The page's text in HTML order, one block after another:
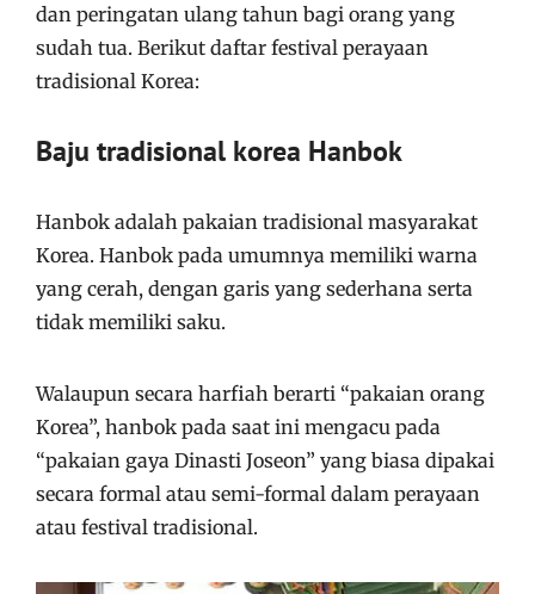
dan peringatan ulang tahun bagi orang yang
sudah tua. Berikut daftar festival perayaan
tradisional Korea:
Baju tradisional korea Hanbok
Hanbok adalah pakaian tradisional masyarakat
Korea. Hanbok pada umumnya memiliki warna
yang cerah, dengan garis yang sederhana serta
tidak memiliki saku.
Walaupun secara harfiah berarti “pakaian orang
Korea”, hanbok pada saat ini mengacu pada
“pakaian gaya Dinasti Joseon” yang biasa dipakai
secara formal atau semi-formal dalam perayaan
atau festival tradisional.